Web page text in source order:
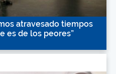
atravesado tiempos
es de los peores”